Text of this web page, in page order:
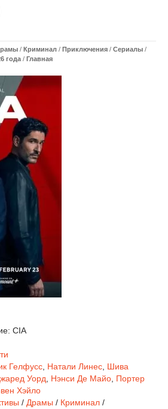
/ Криминал / Приключения / Сериалы /
года / Главная
CIA
Гелфусс Натали Линес Шива
Уорд Нэнси Де Майо Портер
Хэйло
/ Драмы / Криминал /